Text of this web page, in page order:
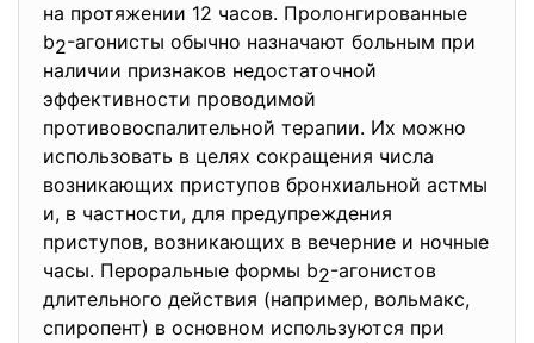
на протяжении 12 часов. Пролонгированные
b2-агонисты обычно назначают больным при
наличии признаков недостаточной
эффективности проводимой
противовоспалительной терапии. Их можно
использовать в целях сокращения числа
возникающих приступов бронхиальной астмы
и, в частности, для предупреждения
приступов, возникающих в вечерние и ночные
часы. Пероральные формы b2-агонистов
длительного действия (например, вольмакс,
спиропент) в основном используются при